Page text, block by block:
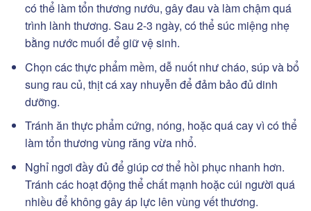
có thể làm tổn thương nướu, gây đau và làm chậm quá
trình lành thương. Sau 2-3 ngày, có thể súc miệng nhẹ
bằng nước muối để giữ vệ sinh.
Chọn các thực phẩm mềm, dễ nuốt như cháo, súp và bổ
sung rau củ, thịt cá xay nhuyễn để đảm bảo đủ dinh
dưỡng.
Tránh ăn thực phẩm cứng, nóng, hoặc quá cay vì có thể
làm tổn thương vùng răng vừa nhổ.
Nghỉ ngơi đầy đủ để giúp cơ thể hồi phục nhanh hơn.
Tránh các hoạt động thể chất mạnh hoặc cúi người quá
nhiều để không gây áp lực lên vùng vết thương.